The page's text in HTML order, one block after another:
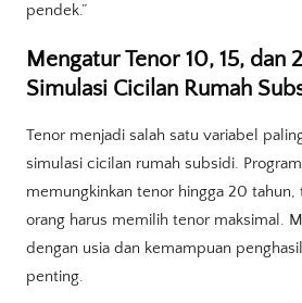
pendek.”
Mengatur Tenor 10, 15, dan
Simulasi Cicilan Rumah
Tenor menjadi salah satu variabel
simulasi cicilan rumah subsidi.
memungkinkan tenor hingga 20
orang harus memilih tenor maksimal.
dengan usia dan kemampuan
penting.